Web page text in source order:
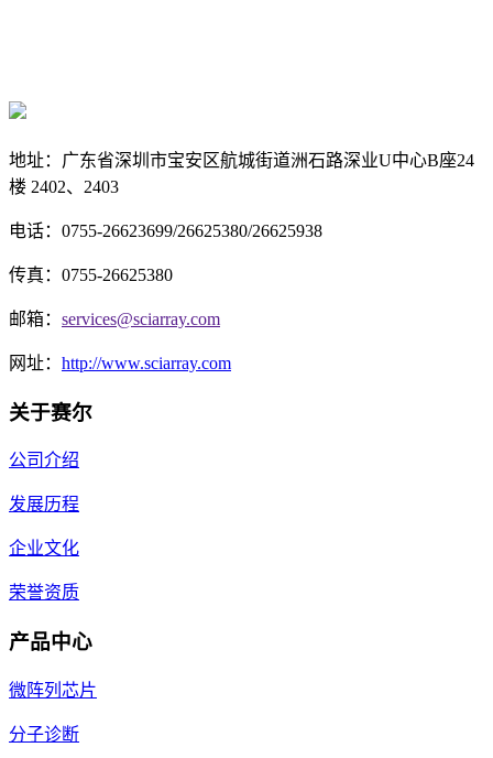
地址： 广东省深圳市宝安区航城街道洲石路深业U中心B座24
楼 2402、2403
电话：0755-26623699/26625380/26625938
传真： 0755-26625380
邮箱： services@sciarray.com
网址： http://www.sciarray.com
关于赛尔
公司介绍
发展历程
企业文化
荣誉资质
产品中心
微阵列芯片
分子诊断